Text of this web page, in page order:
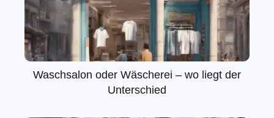
Waschsalon oder Wäscherei – wo liegt der
Unterschied